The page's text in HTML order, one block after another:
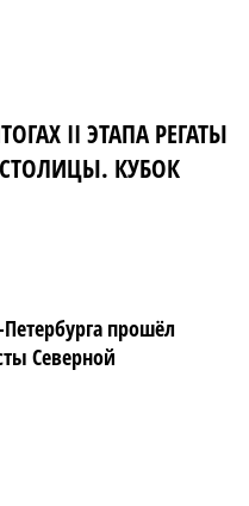
II ЭТАПА РЕГАТЫ
КУБОК
прошёл
Северной